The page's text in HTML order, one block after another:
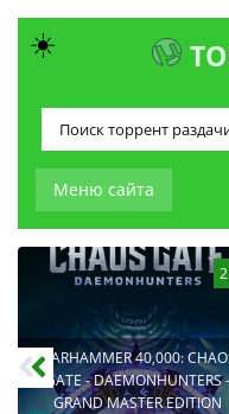
Меню сайта
WARHAMMER 40,000:
GATE - DAEMONHUNTERS -
GRAND MASTER EDITION
☀️